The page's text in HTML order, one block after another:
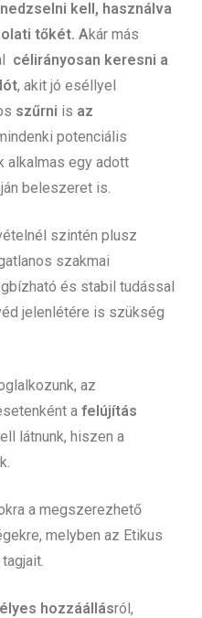
kell, használva
tőkét. Akár más
célirányosan keresni a
, akit jó eséllyel
szűrni is az
potenciális
alkalmas egy adott
beleszeret is.
szintén plusz
szakmai
és stabil tudással
jelenlétére is szükség
az
a felújítás
látnunk, hiszen a
a megszerezhető
melyben az Etikus
hozzáállásról,